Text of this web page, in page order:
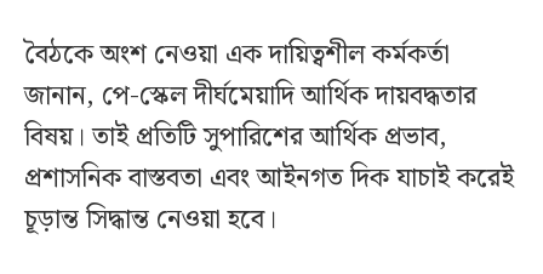
বৈঠকে অংশ নেওয়া এক দায়িত্বশীল কর্মকর্তা
জানান, পে-স্কেল দীর্ঘমেয়াদি আর্থিক দায়বদ্ধতার
বিষয়। তাই প্রতিটি সুপারিশের আর্থিক প্রভাব,
প্রশাসনিক বাস্তবতা এবং আইনগত দিক যাচাই করেই
চূড়ান্ত সিদ্ধান্ত নেওয়া হবে।